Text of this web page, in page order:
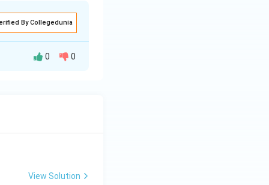
By Collegedunia
की गई है।
संकल्प की
संघर्ष उसे सफलता
0 0
View Solution